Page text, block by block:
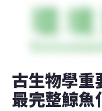
古生物學重
最完整鯨魚